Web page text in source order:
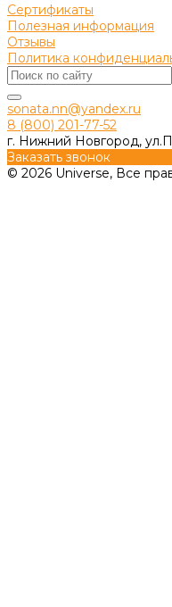
Сертификаты
Полезная информация
Отзывы
Политика
sonata.nn@yandex.ru
8 (800) 201-77-52
г. Нижний Новгород,
Заказать звонок
© 2026 Universe, Все